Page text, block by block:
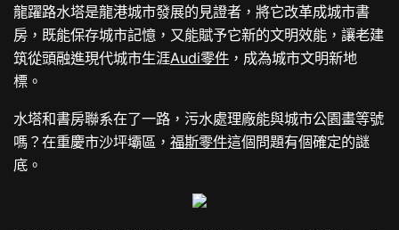
龍躍路水塔是龍港城市發展的見證者，將它改革成城市書
房，既能保存城市記憶，又能賦予它新的文明效能，讓老建
筑從頭融進現代城市生涯Audi零件 ，成為城市文明新地
標。
水塔和書房聯系在了一路，污水處理廠能與城市公園畫等號
嗎？在重慶市沙坪壩區，福斯零件這個問題有個確定的謎
底。